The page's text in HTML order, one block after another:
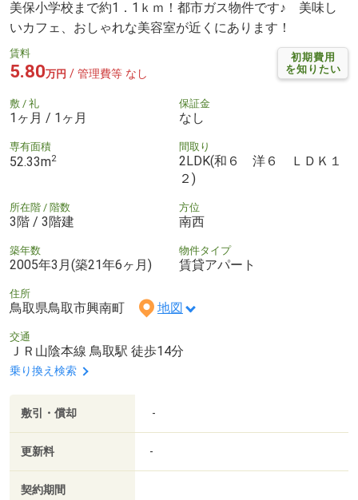
美保小学校まで約1．1ｋｍ！都市ガス物件です♪ 美味し
いカフェ、おしゃれな美容室が近くにあります！
初期費用
を知りたい
賃料
5.80万円 / 管理費等 なし
敷 / 礼
1ヶ月 / 1ヶ月
保証金
なし
専有面積
52.33m2
間取り
2LDK(和６ 洋６ ＬＤＫ１
２)
所在階 / 階数
3階 / 3階建
方位
南西
築年数
2005年3月(築21年6ヶ月)
物件タイプ
賃貸アパート
住所
鳥取県鳥取市興南町 地図
交通
ＪＲ山陰本線 鳥取駅 徒歩14分
乗り換え検索
敷引・償却 -
更新料 -
契約期間